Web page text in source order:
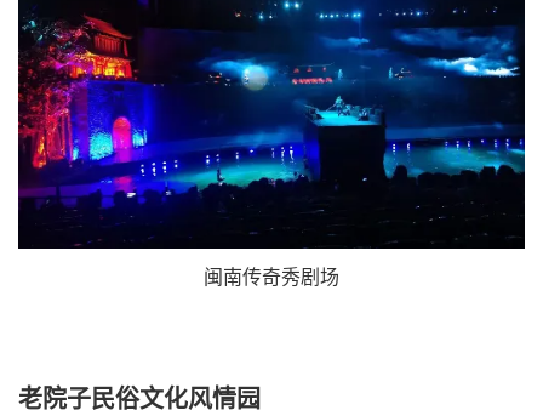
闽南传奇秀剧场
老院子民俗文化风情园